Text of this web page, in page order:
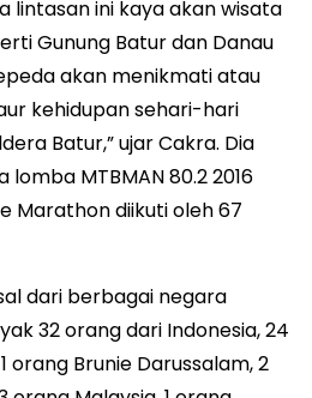
lintasan ini kaya akan wisata
Gunung Batur dan Danau
akan menikmati atau
kehidupan sehari-hari
Batur,” ujar Cakra. Dia
MTBMAN 80.2 2016
Marathon diikuti oleh 67
dari berbagai negara
32 orang dari Indonesia, 24
orang Brunie Darussalam, 2